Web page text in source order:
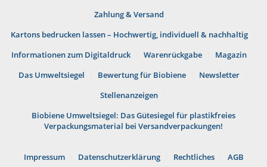
Zahlung & Versand
Kartons bedrucken lassen – Hochwertig, individuell & nachhaltig
Informationen zum Digitaldruck
Warenrückgabe
Magazin
Das Umweltsiegel
Bewertung für Biobiene
Newsletter
Stellenanzeigen
Biobiene Umweltsiegel: Das Gütesiegel für plastikfreies
Verpackungsmaterial bei Versandverpackungen!
Impressum Datenschutzerklärung Rechtliches
AGB